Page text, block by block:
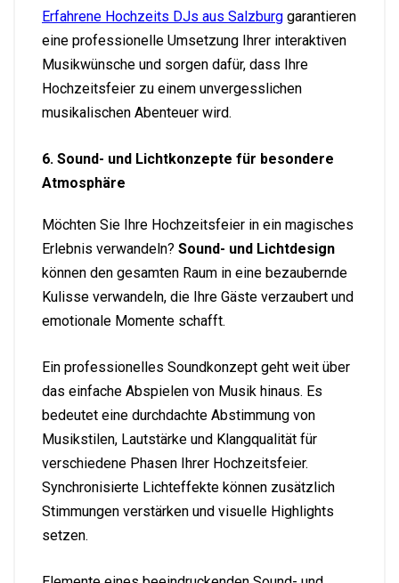
Erfahrene Hochzeits DJs aus Salzburg garantieren
eine professionelle Umsetzung Ihrer interaktiven
Musikwünsche und sorgen dafür, dass Ihre
Hochzeitsfeier zu einem unvergesslichen
musikalischen Abenteuer wird.
6. Sound- und Lichtkonzepte für besondere
Atmosphäre
Möchten Sie Ihre Hochzeitsfeier in ein magisches
Erlebnis verwandeln? Sound- und Lichtdesign
können den gesamten Raum in eine bezaubernde
Kulisse verwandeln, die Ihre Gäste verzaubert und
emotionale Momente schafft.
Ein professionelles Soundkonzept geht weit über
das einfache Abspielen von Musik hinaus. Es
bedeutet eine durchdachte Abstimmung von
Musikstilen, Lautstärke und Klangqualität für
verschiedene Phasen Ihrer Hochzeitsfeier.
Synchronisierte Lichteffekte können zusätzlich
Stimmungen verstärken und visuelle Highlights
setzen.